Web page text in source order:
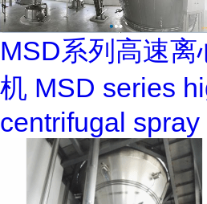
MSD系列高速离
机 MSD series
centrifugal spray